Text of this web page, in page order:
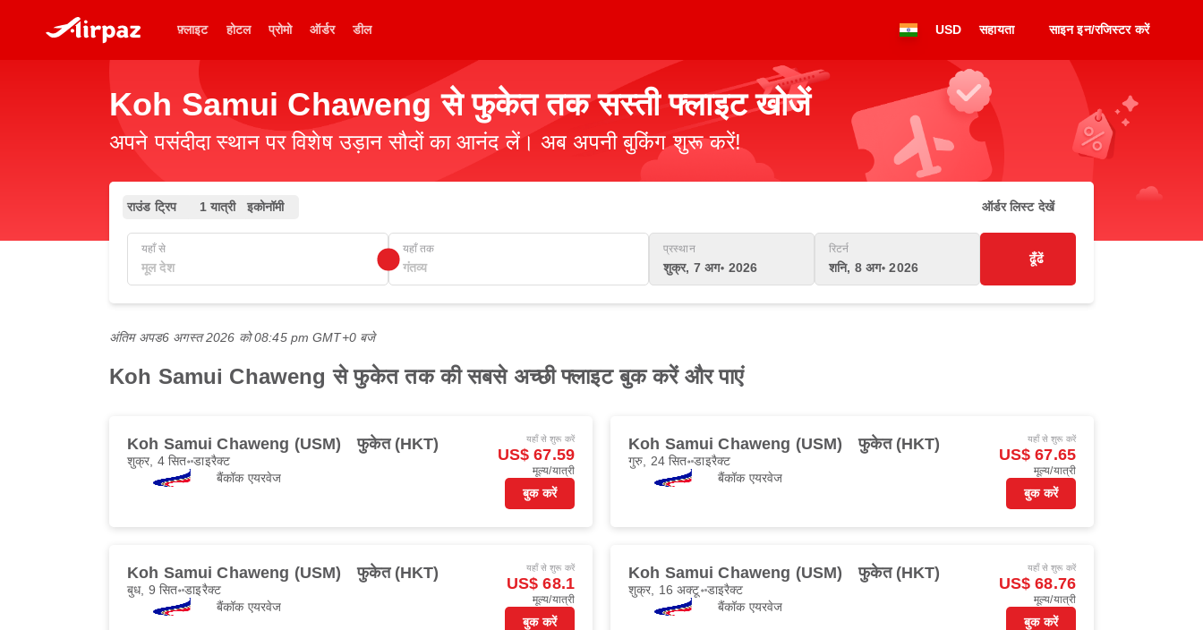
फ़्लाइट होटल प्रोमो ऑर्डर डील USD सहायता साइन इन/रजिस्टर करें
Koh Samui Chaweng से फुकेत तक सस्ती फ्लाइट खोजें
अपने पसंदीदा स्थान पर विशेष उड़ान सौदों का आनंद लें। अब अपनी बुकिंग शुरू करें!
राउंड ट्रिप 1 यात्री इकोनॉमी ऑर्डर लिस्ट देखें
यहाँ से यहाँ तक प्रस्थान
शुक्र, 7 अग॰ 2026
रिटर्न
शनि, 8 अग॰ 2026
ढूँढें
अंतिम अपड6 अगस्त 2026 को 08:45 pm GMT+0 बजे
Koh Samui Chaweng से फुकेत तक की सबसे अच्छी फ्लाइट बुक करें और पाएं
Koh Samui Chaweng (USM) फुकेत (HKT)
शुक्र, 4 सित॰डाइरैक्ट
बैंकॉक एयरवेज
यहाँ से शुरू करें
US$ 67.59
मूल्य/यात्री
बुक करें
Koh Samui Chaweng (USM) फुकेत (HKT)
गुरु, 24 सित॰डाइरैक्ट
बैंकॉक एयरवेज
यहाँ से शुरू करें
US$ 67.65
मूल्य/यात्री
बुक करें
Koh Samui Chaweng (USM) फुकेत (HKT)
बुध, 9 सित॰डाइरैक्ट
बैंकॉक एयरवेज
यहाँ से शुरू करें
US$ 68.1
मूल्य/यात्री
बुक करें
Koh Samui Chaweng (USM) फुकेत (HKT)
शुक्र, 16 अक्टू॰ डाइरैक्ट
बैंकॉक एयरवेज
यहाँ से शुरू करें
US$ 68.76
मूल्य/यात्री
बुक करें